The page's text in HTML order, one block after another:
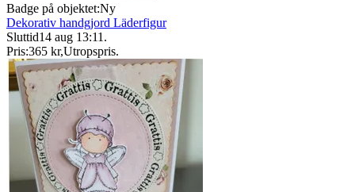
Badge på objektet:Ny
Dekorativ handgjord Läderfigur
Sluttid14 aug 13:11 .
Pris:365 kr,Utropspris.